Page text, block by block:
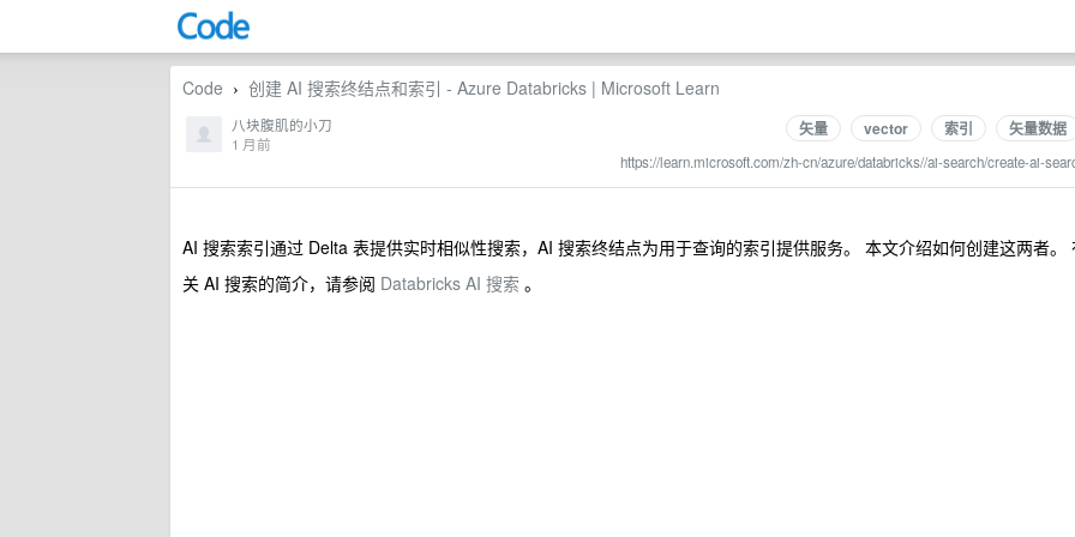
Code › 创建 AI 搜索终结点和索引 - Azure Databricks | Microsoft Learn
矢量 vector 索引 矢量数据
https://learn.microsoft.com/zh-cn/azure/databricks//ai-search/create-ai-
八块腹肌的小刀
1 月前
AI 搜索索引通过 Delta 表提供实时相似性搜索，AI 搜索终结点为用于查询的索引提供服务。 本文介绍如何创建这两者。
关 AI 搜索的简介，请参阅 Databricks AI 搜索 。